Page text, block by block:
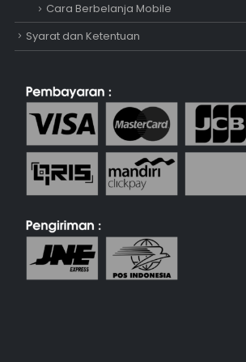
Cara Berbelanja Mobile
Syarat dan Ketentuan